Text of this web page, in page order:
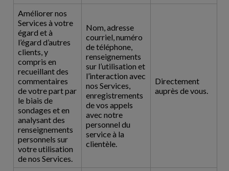
Améliorer nos
Services à votre
égard et à
l’égard d’autres
clients, y
compris en
recueillant des
commentaires
de votre part par
le biais de
sondages et en
analysant des
renseignements
personnels sur
votre utilisation
de nos Services.
Nom, adresse
courriel, numéro
de téléphone,
renseignements
sur l’utilisation et
l’interaction avec
nos Services,
enregistrements
de vos appels
avec notre
personnel du
service à la
clientèle.
Directement
auprès de vous.